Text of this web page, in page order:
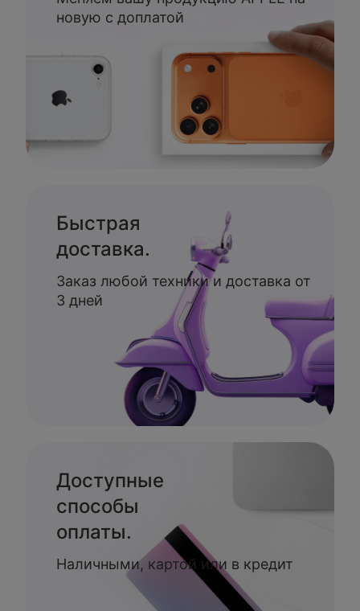
новую с доплатой
Быстрая
доставка.
Заказ любой техники и доставка от
3 дней
Доступные
способы
оплаты.
Наличными, картой или в кредит